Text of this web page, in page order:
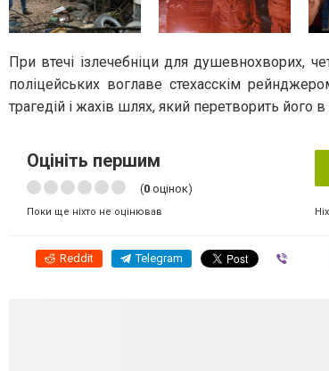
При втечі ізлечебніци для душевнохворих,
поліцейських воглаве стехасскім
трагедій і жахів шлях, який перетворить його
Оцініть першим
(0 оцінок)
Поки ще ніхто не оцінював
Reddit Telegram